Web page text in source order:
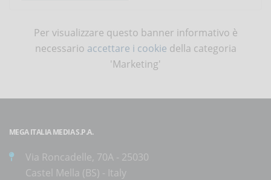
Per visualizzare questo banner informativo è
necessario accettare i cookie della categoria
'Marketing'
MEGA ITALIA MEDIA S.P.A.
Via Roncadelle, 70A - 25030
Castel Mella (BS) - Italy